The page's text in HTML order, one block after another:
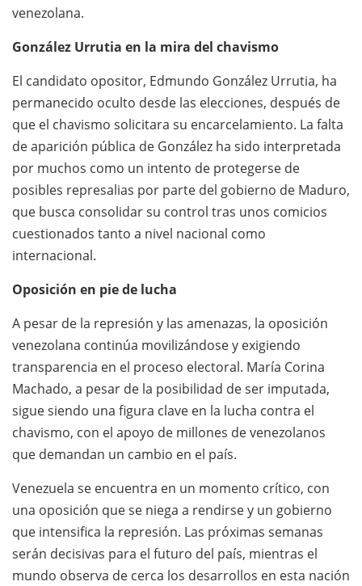
venezolana.
González Urrutia en la mira del chavismo
El candidato opositor, Edmundo González Urrutia, ha
permanecido oculto desde las elecciones, después de
que el chavismo solicitara su encarcelamiento. La falta
de aparición pública de González ha sido interpretada
por muchos como un intento de protegerse de
posibles represalias por parte del gobierno de Maduro,
que busca consolidar su control tras unos comicios
cuestionados tanto a nivel nacional como
internacional.
Oposición en pie de lucha
A pesar de la represión y las amenazas, la oposición
venezolana continúa movilizándose y exigiendo
transparencia en el proceso electoral. María Corina
Machado, a pesar de la posibilidad de ser imputada,
sigue siendo una figura clave en la lucha contra el
chavismo, con el apoyo de millones de venezolanos
que demandan un cambio en el país.
Venezuela se encuentra en un momento crítico, con
una oposición que se niega a rendirse y un gobierno
que intensifica la represión. Las próximas semanas
serán decisivas para el futuro del país, mientras el
mundo observa de cerca los desarrollos en esta nación